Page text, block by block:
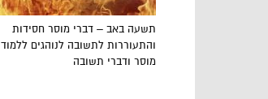
תשעה באב – דברי מוסר חסידות
והתעוררות לתשובה לנוהגים ללמוד
מוסר ודברי תשובה